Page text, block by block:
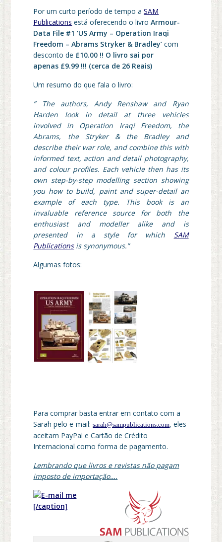
Por um curto período de tempo aSAM
Publications está oferecendo o livroArmour-
Data File #1 ‘US Army – Operation Iraqi
Freedom – Abrams Stryker & Bradley’com
desconto de £10.00 !! O livro sai por
apenas £9.99 !!! (cerca de 26 Reais)
Um resumo do que fala o livro:
” The authors, Andy Renshaw and Ryan
Harden look in detail at three vehicles
involved in Operation Iraqi Freedom, the
Abrams, the Stryker & the Bradley and
describe their war role, and combine this with
informed text, action and detail photography,
and colour profiles. Each vehicle then has its
own step-by-step modelling section showing
you how to build, paint and super-detail an
example of each type. This book is an
invaluable reference source for both the
enthusiast and modeller alike and is
presented in a style for which SAM
Publicationsis synonymous.”
Algumas fotos:
Para comprar basta entrar em contato com a
Sarah pelo e-mail:sarah@sampublications.com, eles
aceitam PayPal e Cartão de Crédito
Internacional como forma de pagamento.
Lembrando que livros e revistas não pagam
imposto de importação….
[/caption]